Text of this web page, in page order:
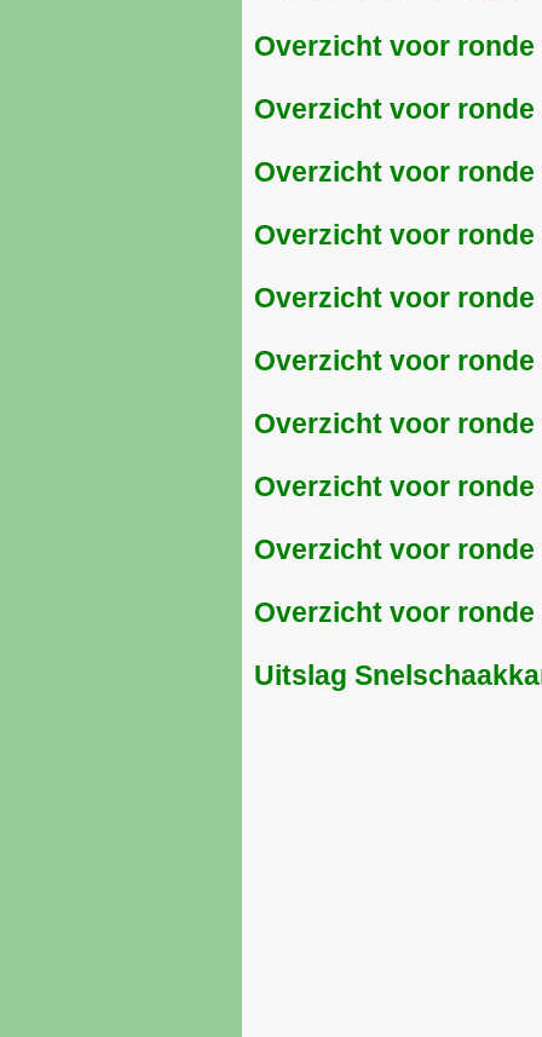
Overzicht voor ronde
Overzicht voor ronde
Overzicht voor
Overzicht voor
Overzicht voor
Overzicht voor
Overzicht voor
Overzicht voor ronde
Overzicht voor ronde
Overzicht voor ronde
Uitslag